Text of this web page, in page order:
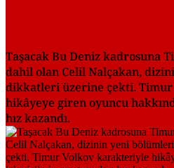
Taşacak Bu Deniz kadrosuna
dahil olan Celil Nalçakan,
dikkatleri üzerine çekti.
hikâyeye giren oyuncu
hız kazandı.